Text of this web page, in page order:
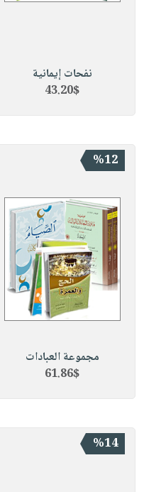
نفحات إيمانية
43.20$
%12
مجموعة العبادات
61.86$
%14